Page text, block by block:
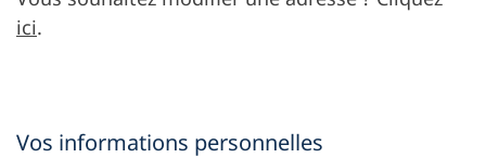
Presse
ici.
Vos informations personnelles